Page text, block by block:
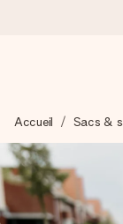
Nous
en un éclair –
quand cela
Accueil Sacs &